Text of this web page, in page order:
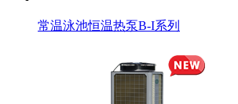
常温泳池恒温热泵B-I系列